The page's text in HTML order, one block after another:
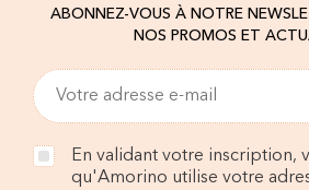
ABONNEZ-VOUS À NOTRE
NOS PROMOS ET
En validant votre inscription,
qu'Amorino utilise votre